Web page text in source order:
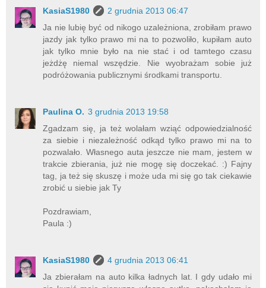
KasiaS1980
2 grudnia 2013 06:47
Ja nie lubię być od nikogo uzależniona, zrobiłam prawo
jazdy jak tylko prawo mi na to pozwoliło, kupiłam auto
jak tylko mnie było na nie stać i od tamtego czasu
jeżdżę niemal wszędzie. Nie wyobrażam sobie już
podróżowania publicznymi środkami transportu.
Paulina O. 3 grudnia 2013 19:58
Zgadzam się, ja też wolałam wziąć odpowiedzialność
za siebie i niezależność odkąd tylko prawo mi na to
pozwalało. Własnego auta jeszcze nie mam, jestem w
trakcie zbierania, już nie mogę się doczekać. :) Fajny
tag, ja też się skuszę i może uda mi się go tak ciekawie
zrobić u siebie jak Ty
Pozdrawiam,
Paula :)
KasiaS1980
4 grudnia 2013 06:41
Ja zbierałam na auto kilka ładnych lat. I gdy udało mi